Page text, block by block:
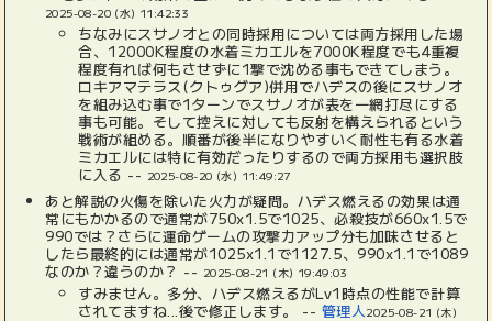
2025-08-20 (水) 11:42:33
ちなみにスサノオとの同時採用については両方採用した場
合、12000K程度の水着ミカエルを7000K程度でも4重複
程度有れば何もさせずに1撃で沈める事もできてしまう。
ロキアマテラス(クトゥグア)併用でハデスの後にスサノオ
を組み込む事で1ターンでスサノオが表を一網打尽にする
事も可能。そして控えに対しても反射を構えられるという
戦術が組める。順番が後半になりやすいく耐性も有る水着
ミカエルには特に有効だったりするので両方採用も選択肢
に入る -- 2025-08-20 (水) 11:49:27
あと解説の火傷を除いた火力が疑問。ハデス燃えるの効果は通
常にもかかるので通常が750x1.5で1025、必殺技が660x1.5で
990では？さらに運命ゲームの攻撃力アップ分も加味させると
したら最終的には通常が1025x1.1で1127.5、990x1.1で1089
なのか？違うのか？ -- 2025-08-21 (木) 19:49:03
すみません。多分、ハデス燃えるがLv1時点の性能で計算
されてますね...後で修正します。 -- 管理人2025-08-21 (木)